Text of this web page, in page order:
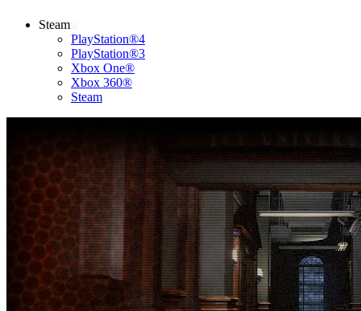
Steam
PlayStation®4
PlayStation®3
Xbox One®
Xbox 360®
Steam